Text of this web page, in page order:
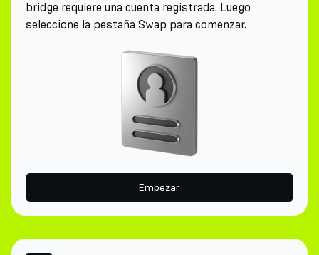
bridge requiere una cuenta registrada. Luego
seleccione la pestaña Swap para comenzar.
Empezar